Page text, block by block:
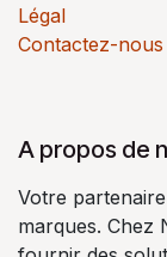
Légal
Contactez-nous
A propos de
Votre
marques. Chez